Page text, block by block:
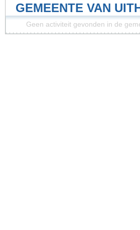
GEMEENTE VAN
Geen activiteit gevonden in de